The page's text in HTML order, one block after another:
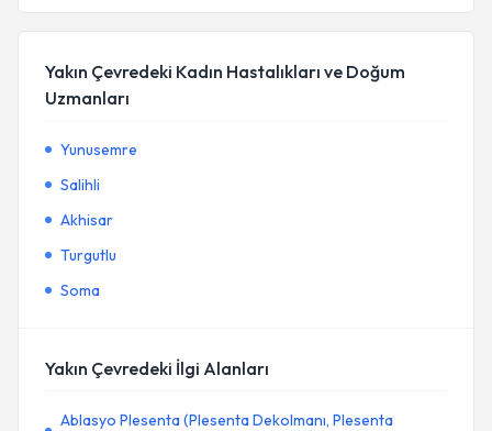
Yakın Çevredeki Kadın Hastalıkları ve Doğum
Uzmanları
Yunusemre
Salihli
Akhisar
Turgutlu
Soma
Yakın Çevredeki İlgi Alanları
Ablasyo Plesenta (Plesenta Dekolmanı, Plesenta